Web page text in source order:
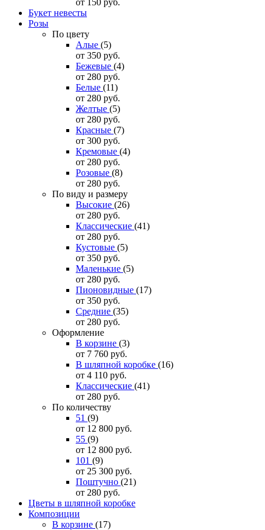
Букет невесты
Розы
По цвету
Алые (5)
от 350 руб.
Бежевые (4)
от 280 руб.
Белые (11)
от 280 руб.
Желтые (5)
от 280 руб.
Красные (7)
от 300 руб.
Кремовые (4)
от 280 руб.
Розовые (8)
от 280 руб.
По виду и размеру
Высокие (26)
от 280 руб.
Классические (41)
от 280 руб.
Кустовые (5)
от 350 руб.
Маленькие (5)
от 280 руб.
Пионовидные (17)
от 350 руб.
Средние (35)
от 280 руб.
Оформление
В корзине (3)
от 7 760 руб.
В шляпной коробке (16)
от 4 110 руб.
Классические (41)
от 280 руб.
По количеству
51 (9)
от 12 800 руб.
55 (9)
от 12 800 руб.
101 (9)
от 25 300 руб.
Поштучно (21)
от 280 руб.
Цветы в шляпной коробке
Композиции
В корзине (17)